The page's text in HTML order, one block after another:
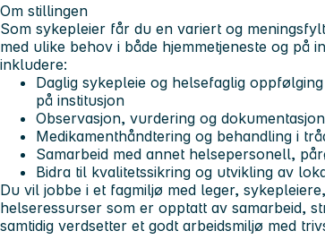
Om stillingen
Som sykepleier får du en variert og
med ulike behov i både hjemmetjeneste og på
inkludere:
Daglig sykepleie og helsefaglig
på institusjon
Observasjon, vurdering og
Medikamenthåndtering og behandling i
Samarbeid med annet helsepersonell,
Bidra til kvalitetssikring og utvikling av
Du vil jobbe i et fagmiljø med leger,
helseressurser som er opptatt av samarbeid,
samtidig verdsetter et godt arbeidsmiljø med